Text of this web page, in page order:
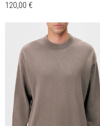
120,00 €
Dieses
Produkt
weist
Varianten
auf.
Die
Optionen
können